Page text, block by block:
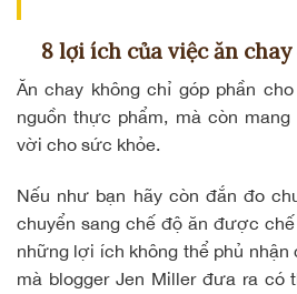
8 lợi ích của việc ăn
Ăn chay không chỉ góp phần
nguồn thực phẩm, mà còn
vời cho sức khỏe.
Nếu như bạn hãy còn đắn đo
chuyển sang chế độ ăn được
những lợi ích không thể phủ nhận
mà blogger Jen Miller đưa ra có